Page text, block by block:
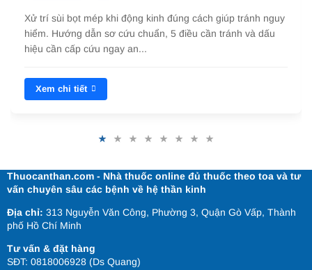
Xử trí sùi bọt mép khi động kinh đúng cách giúp tránh nguy
hiểm. Hướng dẫn sơ cứu chuẩn, 5 điều cần tránh và dấu
hiệu cần cấp cứu ngay an...
Xem chi tiết
Thuocanthan.com - Nhà thuốc online đủ thuốc theo toa và tư
vấn chuyên sâu các bệnh về hệ thần kinh
Địa chỉ: 313 Nguyễn Văn Công, Phường 3, Quận Gò Vấp, Thành
phố Hồ Chí Minh
Tư vấn & đặt hàng
SĐT: 0818006928 (Ds Quang)